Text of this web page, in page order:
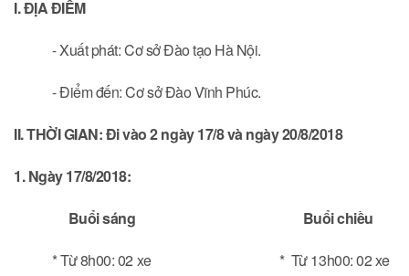
I. ĐỊA ĐIỂM
- Xuất phát: Cơ sở Đào tạo Hà Nội.
- Điểm đến: Cơ sở Đào Vĩnh Phúc.
II. THỜI GIAN: Đi vào 2 ngày 17/8 và ngày 20/8/2018
1. Ngày 17/8/2018:
Buổi sáng Buổi chiều
* Từ 8h00: 02 xe * Từ 13h00: 02 xe